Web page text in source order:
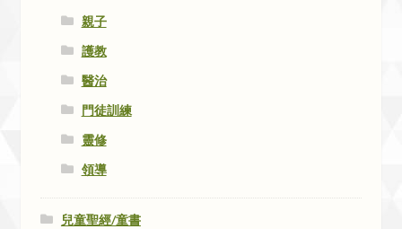
親子
護教
醫治
門徒訓練
靈修
領導
兒童聖經/童書